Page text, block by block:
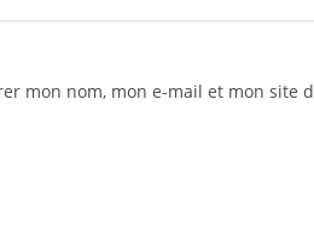
mon nom, mon e-mail et mon site